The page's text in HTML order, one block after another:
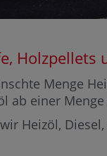
Menge
ab einer
Heizöl,